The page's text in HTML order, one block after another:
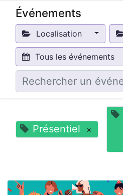
Événements
Localisation
Tous les événements
Présentiel ×